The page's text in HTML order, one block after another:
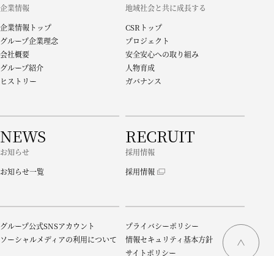
企業情報
企業情報トップ
グループ企業理念
会社概要
グループ紹介
ヒストリー
地域社会と共に成長する
CSRトップ
プロジェクト
安全安心への取り組み
人物育成
ガバナンス
NEWS
お知らせ
お知らせ一覧
RECRUIT
採用情報
採用情報
グループ公式SNSアカウント
ソーシャルメディアの利用について
プライバシーポリシー
情報セキュリティ基本方針
サイトポリシー